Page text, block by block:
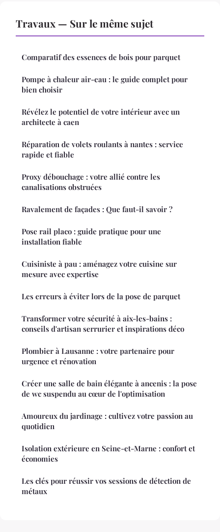
Travaux — Sur le même sujet
Comparatif des essences de bois pour parquet
Pompe à chaleur air-eau : le guide complet pour
bien choisir
Révélez le potentiel de votre intérieur avec un
architecte à caen
Réparation de volets roulants à nantes : service
rapide et fiable
Proxy débouchage : votre allié contre les
canalisations obstruées
Ravalement de façades : Que faut-il savoir ?
Pose rail placo : guide pratique pour une
installation fiable
Cuisiniste à pau : aménagez votre cuisine sur
mesure avec expertise
Les erreurs à éviter lors de la pose de parquet
Transformer votre sécurité à aix-les-bains :
conseils d'artisan serrurier et inspirations déco
Plombier à Lausanne : votre partenaire pour
urgence et rénovation
Créer une salle de bain élégante à ancenis : la pose
de wc suspendu au cœur de l'optimisation
Amoureux du jardinage : cultivez votre passion au
quotidien
Isolation extérieure en Seine-et-Marne : confort et
économies
Les clés pour réussir vos sessions de détection de
métaux